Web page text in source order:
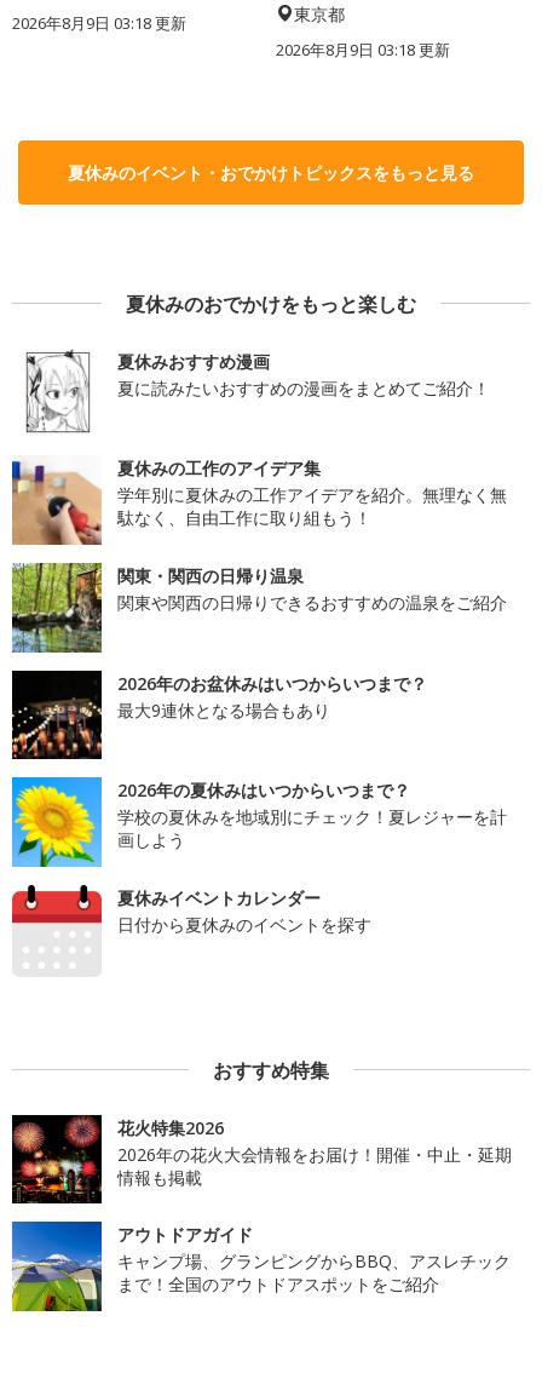
2026年8月9日 03:18更新 東京都
2026年8月9日 03:18更新
夏休みのイベント・おでかけトピックスをもっと見る
夏休みのおでかけをもっと楽しむ
夏休みおすすめ漫画
夏に読みたいおすすめの漫画をまとめてご紹介！
夏休みの工作のアイデア集
学年別に夏休みの工作アイデアを紹介。無理なく無
駄なく、自由工作に取り組もう！
関東・関西の日帰り温泉
関東や関西の日帰りできるおすすめの温泉をご紹介
2026年のお盆休みはいつからいつまで？
最大9連休となる場合もあり
2026年の夏休みはいつからいつまで？
学校の夏休みを地域別にチェック！夏レジャーを計
画しよう
夏休みイベントカレンダー
日付から夏休みのイベントを探す
おすすめ特集
花火特集2026
2026年の花火大会情報をお届け！開催・中止・延期
情報も掲載
アウトドアガイド
キャンプ場、グランピングからBBQ、アスレチック
まで！全国のアウトドアスポットをご紹介